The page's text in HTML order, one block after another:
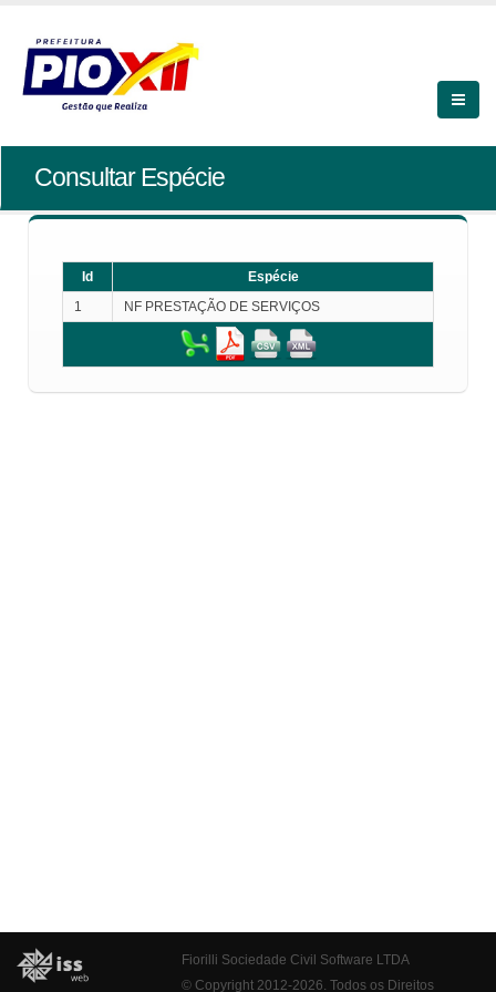
Consultar Espécie
Id
Espécie
1
NF PRESTAÇÃO DE SERVIÇOS
Fiorilli Sociedade Civil Software LTDA
© Copyright 2012-2026. Todos os Direitos